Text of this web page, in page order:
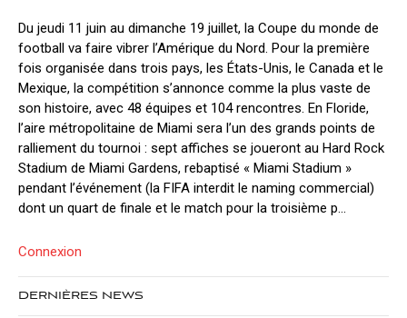
Du jeudi 11 juin au dimanche 19 juillet, la Coupe du monde de
football va faire vibrer l’Amérique du Nord. Pour la première
fois organisée dans trois pays, les États-Unis, le Canada et le
Mexique, la compétition s’annonce comme la plus vaste de
son histoire, avec 48 équipes et 104 rencontres. En Floride,
l’aire métropolitaine de Miami sera l’un des grands points de
ralliement du tournoi : sept affiches se joueront au Hard Rock
Stadium de Miami Gardens, rebaptisé « Miami Stadium »
pendant l’événement (la FIFA interdit le naming commercial)
dont un quart de finale et le match pour la troisième p...
Connexion
DERNIÈRES NEWS